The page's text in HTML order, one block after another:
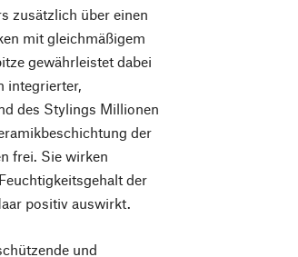
zusätzlich über einen
mit gleichmäßigem
gewährleistet dabei
integrierter,
des Stylings Millionen
der
frei. Sie wirken
der
positiv auswirkt.
und